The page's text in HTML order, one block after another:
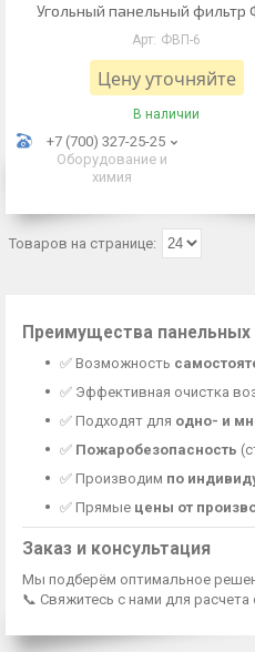
Угольный панельный фильтр
ФВП-6
Цену уточняйте
В наличии
+7 (700) 327-25-25
Оборудование и
химия
Преимущества
✅ Возможность
✅ Эффективная очистка
✅ Подходят для одно- и
✅ Пожаробезопасность
✅ Производим по
✅ Прямые цены от
Заказ и консультация
Мы подберём оптимальное
📞 Свяжитесь с нами для